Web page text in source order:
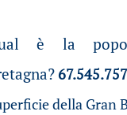
è la
67.545.757
della Gran